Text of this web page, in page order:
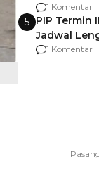
Usai Jadi
1 Komentar
5 PIP Termin
Jadwal
agar Dana
1 Komentar